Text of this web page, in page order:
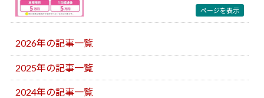
ページを表示
2026年の記事一覧
2025年の記事一覧
2024年の記事一覧